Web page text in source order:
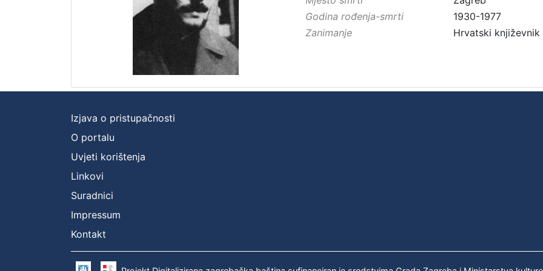
Godina rođenja-smrti
1930-1977
Zanimanje
Hrvatski književnik
Izjava o pristupačnosti
O portalu
Uvjeti korištenja
Linkovi
Suradnici
Impressum
Kontakt